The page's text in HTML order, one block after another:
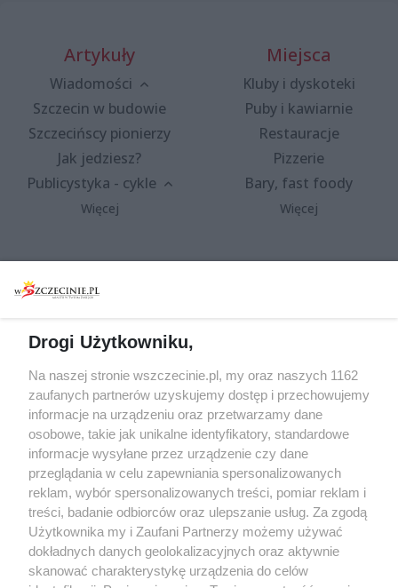
Artykuły
Wiadomości
Szczecin w budowie
Szczecińscy pionierzy
Jak jedziesz?
Publicystyka - cykle
Więcej
Miejsca
Kluby i dyskoteki
Puby i kawiarnie
Restauracje
Pizzerie
Bary, fast foody
Więcej
Wydarzenia
Warsztaty
Jarmarki, festyny, pchle
targi
Wernisaże
Więcej
Reklama
Redakcja
Specjalny koncert z okazji
20. urodzin portalu
wSzczecinie.pl
Regulamin konkursów
śniadaniówka "Hej
Szczecin! Jest piątek!"
Drogi Użytkowniku,
Na naszej stronie wszczecinie.pl, my oraz naszych 1162
zaufanych partnerów uzyskujemy dostęp i przechowujemy
informacje na urządzeniu oraz przetwarzamy dane
osobowe, takie jak unikalne identyfikatory, standardowe
informacje wysyłane przez urządzenie czy dane
przeglądania w celu zapewniania spersonalizowanych
reklam, wybór spersonalizowanych treści, pomiar reklam i
treści, badanie odbiorców oraz ulepszanie usług. Za zgodą
Użytkownika my i Zaufani Partnerzy możemy używać
dokładnych danych geolokalizacyjnych oraz aktywnie
skanować charakterystykę urządzenia do celów